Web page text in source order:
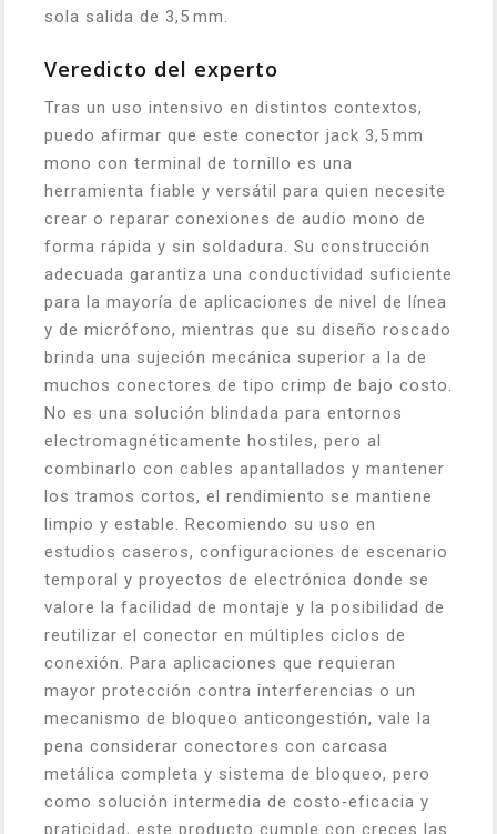
sola salida de 3,5 mm.
Veredicto del experto
Tras un uso intensivo en distintos contextos,
puedo afirmar que este conector jack 3,5 mm
mono con terminal de tornillo es una
herramienta fiable y versátil para quien necesite
crear o reparar conexiones de audio mono de
forma rápida y sin soldadura. Su construcción
adecuada garantiza una conductividad suficiente
para la mayoría de aplicaciones de nivel de línea
y de micrófono, mientras que su diseño roscado
brinda una sujeción mecánica superior a la de
muchos conectores de tipo crimp de bajo costo.
No es una solución blindada para entornos
electromagnéticamente hostiles, pero al
combinarlo con cables apantallados y mantener
los tramos cortos, el rendimiento se mantiene
limpio y estable. Recomiendo su uso en
estudios caseros, configuraciones de escenario
temporal y proyectos de electrónica donde se
valore la facilidad de montaje y la posibilidad de
reutilizar el conector en múltiples ciclos de
conexión. Para aplicaciones que requieran
mayor protección contra interferencias o un
mecanismo de bloqueo anticongestión, vale la
pena considerar conectores con carcasa
metálica completa y sistema de bloqueo, pero
como solución intermedia de costo‑eficacia y
praticidad, este producto cumple con creces las